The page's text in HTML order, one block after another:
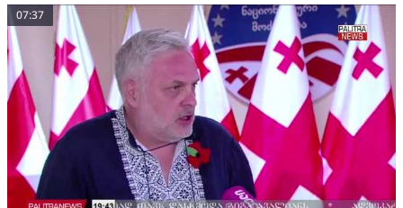
07:37